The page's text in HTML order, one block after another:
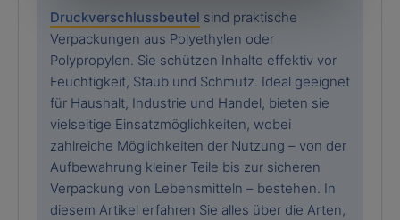
Druckverschlussbeutel sind praktische
Verpackungen aus Polyethylen oder
Polypropylen. Sie schützen Inhalte effektiv vor
Feuchtigkeit, Staub und Schmutz. Ideal geeignet
für Haushalt, Industrie und Handel, bieten sie
vielseitige Einsatzmöglichkeiten, wobei
zahlreiche Möglichkeiten der Nutzung – von der
Aufbewahrung kleiner Teile bis zur sicheren
Verpackung von Lebensmitteln – bestehen. In
diesem Artikel erfahren Sie alles über die Arten,